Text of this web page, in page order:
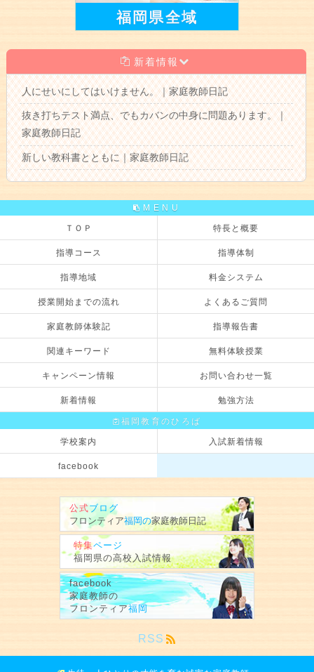
福岡県全域
新着情報
人にせいにしてはいけません。｜家庭教師日記
抜き打ちテスト満点、でもカバンの中身に問題あります。｜
家庭教師日記
新しい教科書とともに｜家庭教師日記
MENU
ＴＯＰ 特長と概要
指導コース 指導体制
指導地域 料金システム
授業開始までの流れ よくあるご質問
家庭教師体験記 指導報告書
関連キーワード 無料体験授業
キャンペーン情報 お問い合わせ一覧
新着情報 勉強方法
福岡教育のひろば
学校案内 入試新着情報
facebook
公式ブログ
フロンティア福岡の家庭教師日記
特集ページ
福岡県の高校入試情報
facebook
家庭教師の
フロンティア福岡
RSS